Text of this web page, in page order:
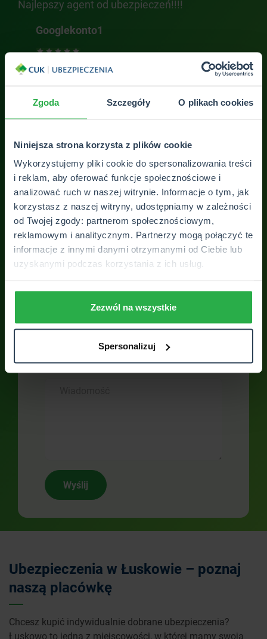
Zgoda Szczegóły O plikach cookies
Niniejsza strona korzysta z plików cookie
Wykorzystujemy pliki cookie do spersonalizowania treści
i reklam, aby oferować funkcje społecznościowe i
analizować ruch w naszej witrynie. Informacje o tym, jak
korzystasz z naszej witryny, udostępniamy w zależności
od Twojej zgody: partnerom społecznościowym,
reklamowym i analitycznym. Partnerzy mogą połączyć te
informacje z innymi danymi otrzymanymi od Ciebie lub
uzyskanymi podczas korzystania z ich usług.
Zezwól na wszystkie
Spersonalizuj
Najlepszy agent od ubezpieczeń!!!!
Googlekonto1
Skontaktuj się z
placówką
Skontaktuj się z nami. Odpowiemy na
pełne wsparcie SUPERSPECJALISTY
Wyślij
Ubezpieczenia w Łuskowie – poznaj
naszą placówkę
Chcesz kupić indywidualnie dobrane ubezpieczenia?
Łuskowo to jedna z miejscowości, w której mamy swoją